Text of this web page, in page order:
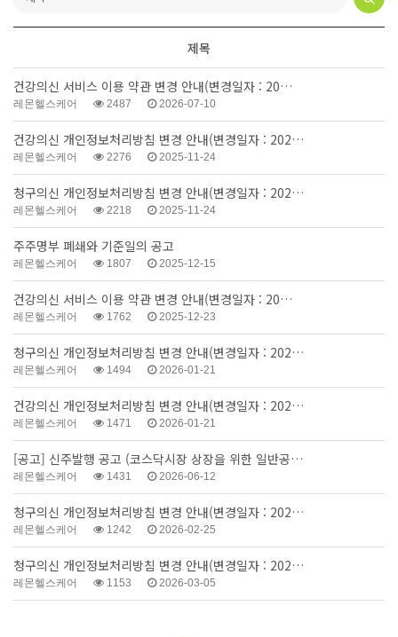
제목
건강의신 서비스 이용 약관 변경 안내(변경일자 : 20…
레몬헬스케어 2487 2026-07-10
건강의신 개인정보처리방침 변경 안내(변경일자 : 202…
레몬헬스케어 2276 2025-11-24
청구의신 개인정보처리방침 변경 안내(변경일자 : 202…
레몬헬스케어 2218 2025-11-24
주주명부 폐쇄와 기준일의 공고
레몬헬스케어 1807 2025-12-15
건강의신 서비스 이용 약관 변경 안내(변경일자 : 20…
레몬헬스케어 1762 2025-12-23
청구의신 개인정보처리방침 변경 안내(변경일자 : 202…
레몬헬스케어 1494 2026-01-21
건강의신 개인정보처리방침 변경 안내(변경일자 : 202…
레몬헬스케어 1471 2026-01-21
[공고] 신주발행 공고 (코스닥시장 상장을 위한 일반공…
레몬헬스케어 1431 2026-06-12
청구의신 개인정보처리방침 변경 안내(변경일자 : 202…
레몬헬스케어 1242 2026-02-25
청구의신 개인정보처리방침 변경 안내(변경일자 : 202…
레몬헬스케어 1153 2026-03-05